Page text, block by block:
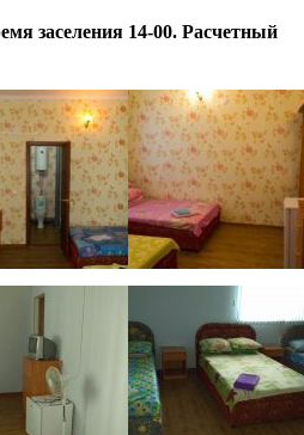
заселения 14-00. Расчетный